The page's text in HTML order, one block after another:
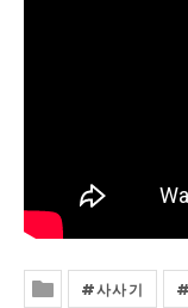
사사기